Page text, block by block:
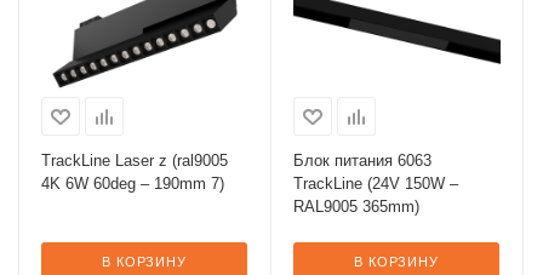
TrackLine Laser z (ral9005
4K 6W 60deg – 190mm 7)
В КОРЗИНУ
Блок питания 6063
TrackLine (24V 150W –
RAL9005 365mm)
В КОРЗИНУ